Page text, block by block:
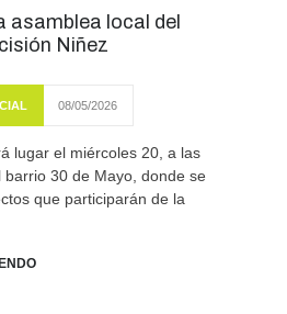
asamblea local del
Niñez
08/05/2026
lugar el miércoles 20, a las
barrio 30 de Mayo, donde se
que participarán de la